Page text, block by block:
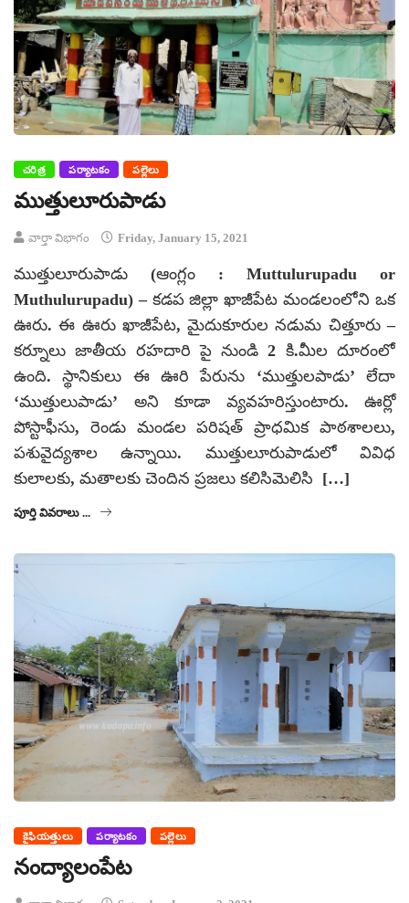
చరిత్ర పర్యాటకం పల్లెలు
ముత్తులూరుపాడు
వార్తా విభాగం Friday, January 15, 2021
ముత్తులూరుపాడు (ఆంగ్లం : Muttulurupadu or
Muthulurupadu) – కడప జిల్లా ఖాజీపేట మండలంలోని ఒక
ఊరు. ఈ ఊరు ఖాజీపేట, మైదుకూరుల నడుమ చిత్తూరు –
కర్నూలు జాతీయ రహదారి పై నుండి 2 కి.మీల దూరంలో
ఉంది. స్థానికులు ఈ ఊరి పేరును ‘ముత్తులపాడు’ లేదా
‘ముత్తులుపాడు’ అని కూడా వ్యవహరిస్తుంటారు. ఊర్లో
పోస్టాఫీసు, రెండు మండల పరిషత్ ప్రాధమిక పాఠశాలలు,
పశువైద్యశాల ఉన్నాయి. ముత్తులూరుపాడులో వివిధ
కులాలకు, మతాలకు చెందిన ప్రజలు కలిసిమెలిసి […]
పూర్తి వివరాలు ...
కైఫియత్తులు పర్యాటకం పల్లెలు
నంద్యాలంపేట